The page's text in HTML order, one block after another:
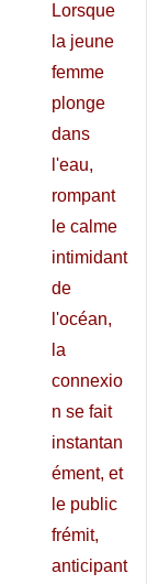
Lorsque
la jeune
femme
plonge
dans
l'eau,
rompant
le calme
intimidant
de
l'océan,
la
connexio
n se fait
instantan
ément, et
le public
frémit,
anticipant